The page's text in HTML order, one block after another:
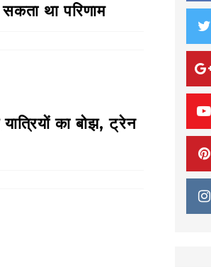
था परिणाम
का बोझ, ट्रेन